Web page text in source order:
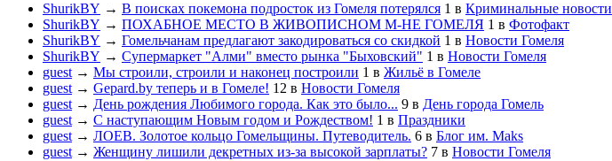
ShurikBY → В поисках покемона подросток из Гомеля потерялся 1 в Криминальные новости
ShurikBY → ПОХАБНОЕ МЕСТО В ЖИВОПИСНОМ М-НЕ ГОМЕЛЯ 1 в Фотофакт
ShurikBY → Гомельчанам предлагают закодироваться со скидкой 1 в Новости Гомеля
ShurikBY → Супермаркет "Алми" вместо рынка "Быховский" 1 в Новости Гомеля
guest → Мы строили, строили и наконец построили 1 в Жильё в Гомеле
guest → Gepard.by теперь и в Гомеле! 12 в Новости Гомеля
guest → День рождения Любимого города. Как это было... 9 в День города Гомель
guest → С наступающим Новым годом и Рождеством! 1 в Праздники
guest → ЛОЕВ. Золотое кольцо Гомельщины. Путеводитель. 6 в Блог им. Maks
guest → Женщину лишили декретных из-за высокой зарплаты? 7 в Новости Гомеля